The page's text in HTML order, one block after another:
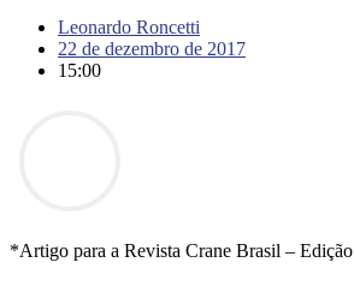
Leonardo Roncetti
22 de dezembro de 2017
15:00
*Artigo para a Revista Crane Brasil – Edição